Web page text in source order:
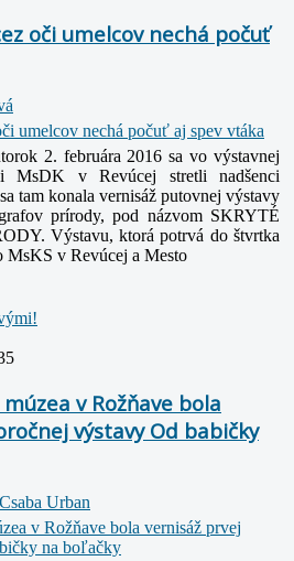
oči umelcov nechá počuť
2. februára 2016 sa vo výstavnej
MsDK v Revúcej stretli nadšenci
tam konala vernisáž putovnej výstavy
prírody, pod názvom SKRYTÉ
Výstavu, ktorá potrvá do štvrtka
MsKS v Revúcej a Mesto
v Rožňave bola
výstavy Od babičky
Urban